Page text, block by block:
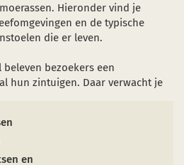
park
(AVP)Hieronder vind je
en de typische
die er leven.
bezoekers een
hun zintuigen. Daar verwacht je
en